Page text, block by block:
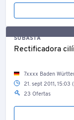
SUBASTA
Rectificadora
7xxxx Baden
21. sept 2011, 15:03
23 Ofertas